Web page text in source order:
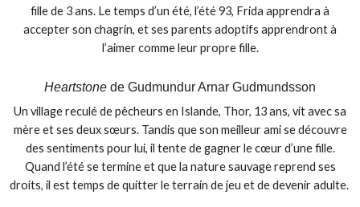
fille de 3 ans. Le temps d’un été, l’été 93, Frida apprendra à
accepter son chagrin, et ses parents adoptifs apprendront à
l’aimer comme leur propre fille.
Heartstone de Gudmundur Arnar Gudmundsson
Un village reculé de pêcheurs en Islande, Thor, 13 ans, vit avec sa
mère et ses deux sœurs. Tandis que son meilleur ami se découvre
des sentiments pour lui, il tente de gagner le cœur d’une fille.
Quand l’été se termine et que la nature sauvage reprend ses
droits, il est temps de quitter le terrain de jeu et de devenir adulte.